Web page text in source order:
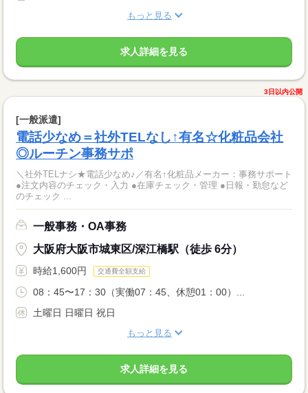
もっと見る
求人詳細を見る
3日以内公開
[一般派遣]
電話少なめ＝社外TELなし↑有名☆化粧品会社
◎ルーチン事務サポ
＼社外TELナシ★電話少なめ♪／有名↑化粧品メーカー：事務サポート
●注文内容のチェック・入力 ●在庫チェック・管理 ●日報・勤怠など
のチェック ...
一般事務・OA事務
大阪府大阪市城東区/深江橋駅（徒歩 6分）
時給1,600円 交通費全額支給
08：45〜17：30（実働07：45、休憩01：00）...
土曜日 日曜日 祝日
もっと見る
求人詳細を見る